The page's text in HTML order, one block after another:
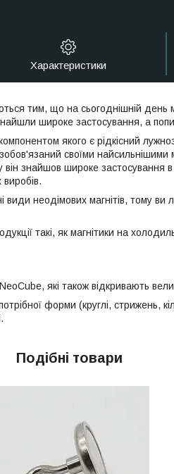
Характеристики
тим, що на сьогоднішній день
широке застосування, а
якого є рідкісний
своїми найсильнішими
знайшов широке застосування в
види неодімових магнітів, тому
такі, як магнітики на
які також відкривають
форми (круглі, стрижень,
Подібні товари